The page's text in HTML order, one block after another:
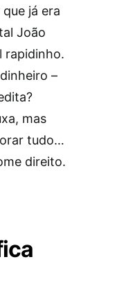
já era
João
rapidinho.
–
mas
tudo…
direito.